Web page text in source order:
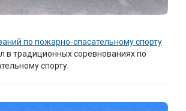
по пожарно-спасательному спорту
в традиционных соревнованиях по
спорту.